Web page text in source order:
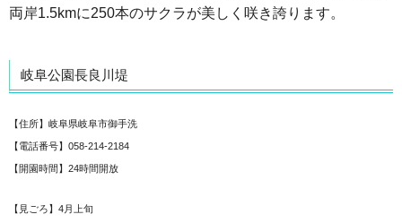
両岸1.5kmに250本のサクラが美しく咲き誇ります。
岐阜公園長良川堤
【住所】岐阜県岐阜市御手洗
【電話番号】058-214-2184
【開園時間】24時間開放
【見ごろ】4月上旬